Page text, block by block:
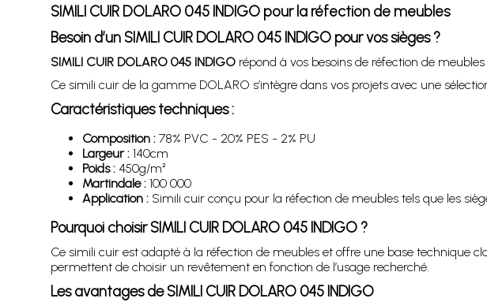
SIMILI CUIR DOLARO 045 INDIGOpour la réfection de meubles
Besoin d’un SIMILI CUIR DOLARO 045 INDIGOpour vos sièges ?
SIMILI CUIR DOLARO 045 INDIGOrépond à vos besoins de réfection de
Ce simili cuir de la gamme DOLARO s’intègre dans vos projets avec une
Caractéristiques techniques :
Composition :78% PVC - 20% PES - 2% PU
Largeur :140cm
Poids :450g/m²
Martindale :100 000
Application :Simili cuir conçu pour la réfection de meubles tels que les
Pourquoi choisirSIMILI CUIR DOLARO 045 INDIGO?
Ce simili cuir est adapté à la réfection de meubles et offre une base technique
permettent de choisir un revêtement en fonction de l’usage recherché.
Les avantages deSIMILI CUIR DOLARO 045 INDIGO